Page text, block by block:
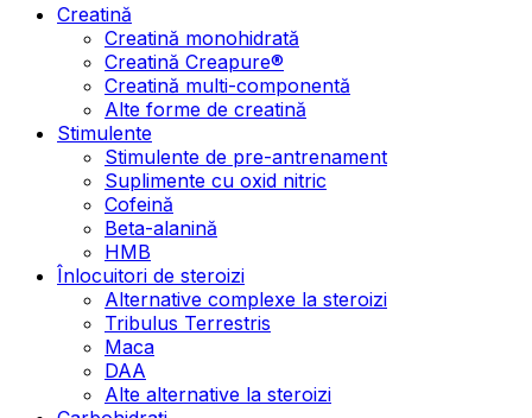
Creatină
Creatină monohidrată
Creatină Creapure®
Creatină multi-componentă
Alte forme de creatină
Stimulente
Stimulente de pre-antrenament
Suplimente cu oxid nitric
Cofeină
Beta-alanină
HMB
Înlocuitori de steroizi
Alternative complexe la steroizi
Tribulus Terrestris
Maca
DAA
Alte alternative la steroizi